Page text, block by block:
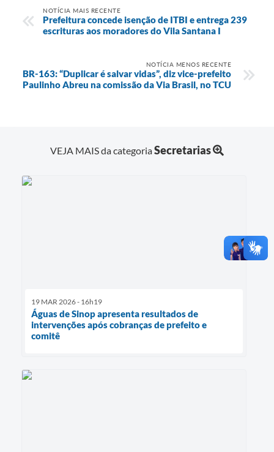
NOTÍCIA MAIS RECENTE
Prefeitura concede isenção de ITBI e entrega 239
escrituras aos moradores do Vila Santana I
NOTÍCIA MENOS RECENTE
BR-163: “Duplicar é salvar vidas”, diz vice-prefeito
Paulinho Abreu na comissão da Via Brasil, no TCU
VEJA MAIS da categoriaSecretarias
19 MAR 2026 - 16h19
Águas de Sinop apresenta resultados de
intervenções após cobranças de prefeito e
comitê